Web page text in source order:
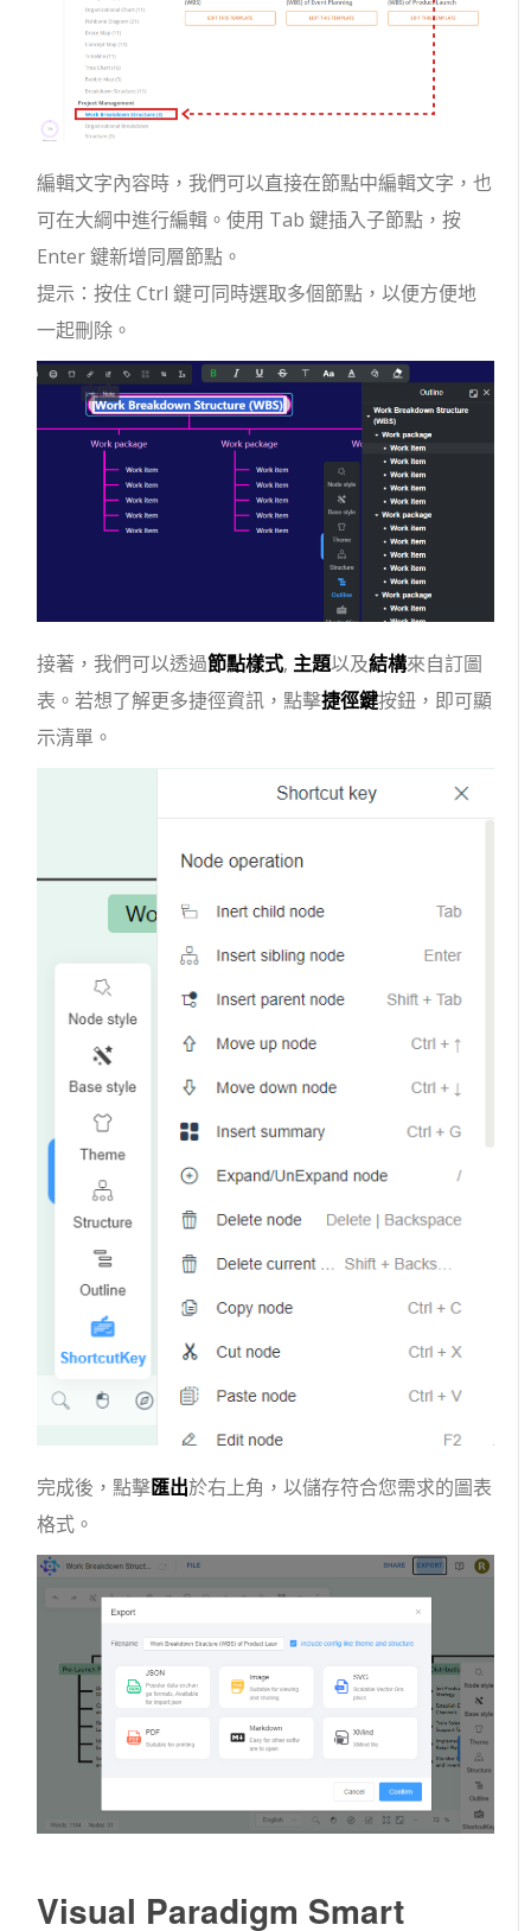
編輯文字內容時，我們可以直接在節點中編輯文字，也
可在大綱中進行編輯。使用 Tab 鍵插入子節點，按
Enter 鍵新增同層節點。
提示：按住 Ctrl 鍵可同時選取多個節點，以便方便地
一起刪除。
接著，我們可以透過節點樣式, 主題以及結構來自訂圖
表。若想了解更多捷徑資訊，點擊捷徑鍵按鈕，即可顯
示清單。
完成後，點擊匯出於右上角，以儲存符合您需求的圖表
格式。
Visual Paradigm Smart